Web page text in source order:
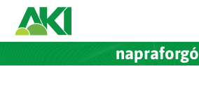
napraforgó